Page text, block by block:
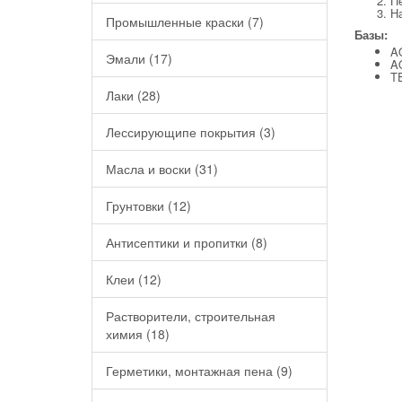
Промышленные краски (7)
Эмали (17)
Лаки (28)
Лессирующипе покрытия (3)
Масла и воски (31)
Грунтовки (12)
Антисептики и пропитки (8)
Клеи (12)
Растворители, строительная
химия (18)
Герметики, монтажная пена (9)
Базы: